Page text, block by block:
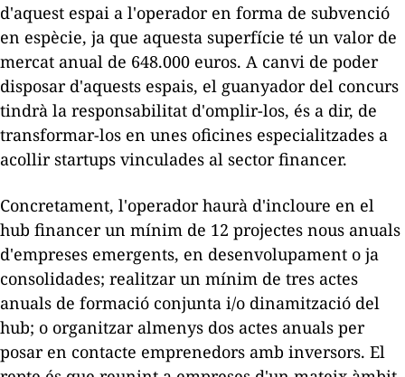
d'aquest espai a l'operador en forma de subvenció
en espècie, ja que aquesta superfície té un valor de
mercat anual de 648.000 euros. A canvi de poder
disposar d'aquests espais, el guanyador del concurs
tindrà la responsabilitat d'omplir-los, és a dir, de
transformar-los en unes oficines especialitzades a
acollirstartups vinculades al sector financer.
Concretament, l'operador haurà d'incloure en el
hub financer un mínim de 12 projectes nous anuals
d'empreses emergents, en desenvolupament o ja
consolidades; realitzar un mínim de tres actes
anuals de formació conjunta i/o dinamització del
hub; o organitzar almenys dos actes anuals per
posar en contacte emprenedors amb inversors. El